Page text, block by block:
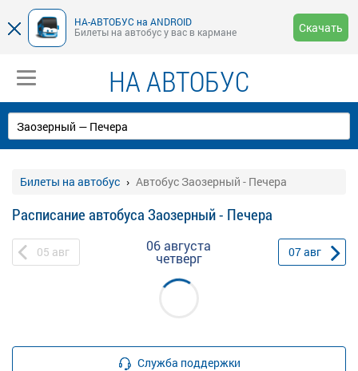
НА-АВТОБУС на ANDROID
Билеты на автобус у вас в кармане
Скачать
НА АВТОБУС
Билеты на автобус Автобус Заозерный - Печера
Расписание автобуса Заозерный - Печера
05 авг 06 августа
четверг 07авг
Служба поддержки